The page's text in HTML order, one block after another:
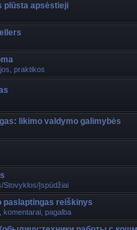
plūsta apsėstieji
praktikos
likimo valdymo galimybės
Stovyklos/Įspūdžiai
paslaptingas reiškinys
komentarai, pagalba